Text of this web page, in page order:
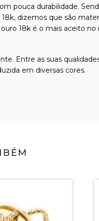
pouca durabilidade.
dizemos que são
18k é o mais aceito no
Entre as suas
em diversas cores.